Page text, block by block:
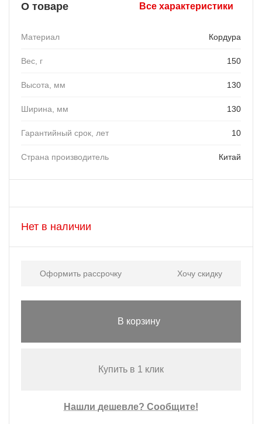
О товаре Все характеристики
Материал Кордура
Вес, г 150
Высота, мм 130
Ширина, мм 130
Гарантийный срок, лет 10
Страна производитель Китай
Нет в наличии
Оформить рассрочку Хочу скидку
В корзину
Купить в 1 клик
Нашли дешевле? Сообщите!